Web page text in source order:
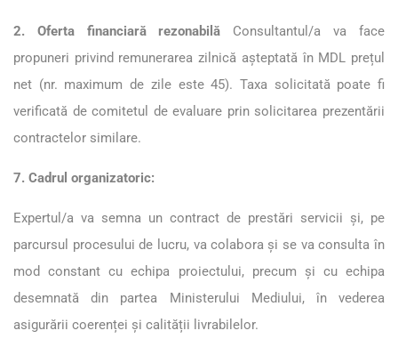
2. Oferta financiară rezonabilă Consultantul/a va face
propuneri privind remunerarea zilnică așteptată în MDL prețul
net (nr. maximum de zile este 45). Taxa solicitată poate fi
verificată de comitetul de evaluare prin solicitarea prezentării
contractelor similare.
7. Cadrul organizatoric:
Expertul/a va semna un contract de prestări servicii și, pe
parcursul procesului de lucru, va colabora și se va consulta în
mod constant cu echipa proiectului, precum și cu echipa
desemnată din partea Ministerului Mediului, în vederea
asigurării coerenței și calității livrabilelor.